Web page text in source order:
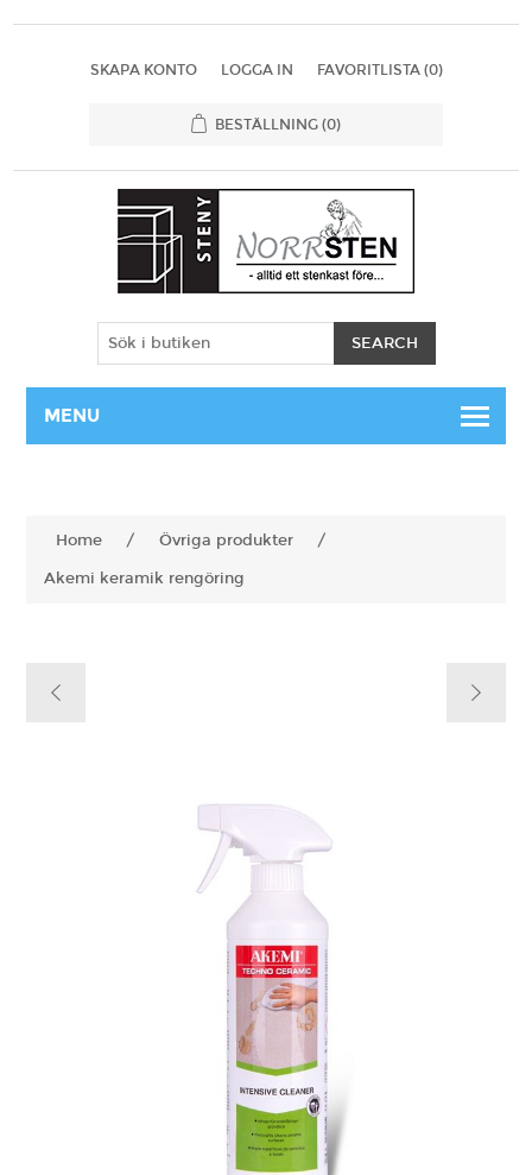
SKAPA KONTO LOGGA IN FAVORITLISTA (0)
BESTÄLLNING (0)
MENU
Home / Övriga produkter
/
Akemi keramik rengöring